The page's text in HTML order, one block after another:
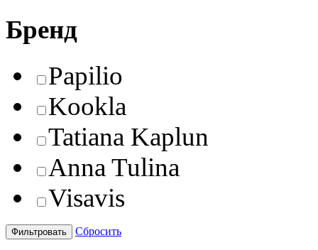
Бренд
Papilio
Kookla
Tatiana Kaplun
Anna Tulina
Visavis
Сбросить